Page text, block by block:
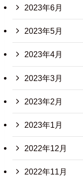
2023年6月
2023年5月
2023年4月
2023年3月
2023年2月
2023年1月
2022年12月
2022年11月